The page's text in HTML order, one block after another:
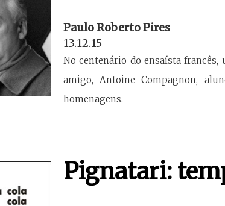
Paulo Roberto Pires
13.12.15
No centenário do ensaísta francês,
amigo, Antoine Compagnon,
homenagens.
Pignatari: